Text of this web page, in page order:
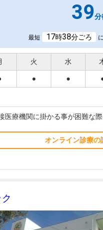
39分
最短 17時38分ごろ
火 水
● ●
医療機関に掛かる事が困難な
オンライン診療の